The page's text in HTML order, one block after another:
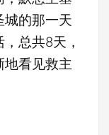
城的那一天
总共8天，
地看见救主